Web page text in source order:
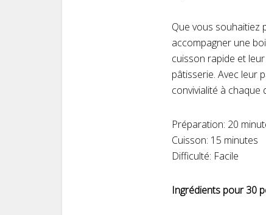
Que vous souhaitiez
accompagner une
cuisson rapide et
pâtisserie. Avec leur
convivialité à chaque
Préparation: 20
Cuisson: 15 minutes
Difficulté: Facile
Ingrédients pour 30